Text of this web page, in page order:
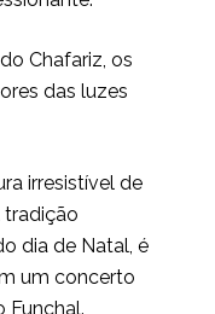
Chafariz, os
das luzes
irresistível de
tradição
dia de Natal, é
um concerto
Funchal.